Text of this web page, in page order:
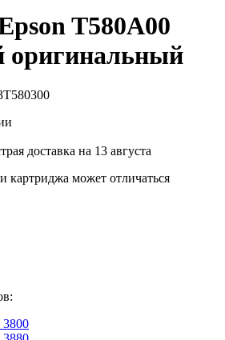
T580A00
оригинальный
доставка на 13 августа
картриджа может отличаться
3800